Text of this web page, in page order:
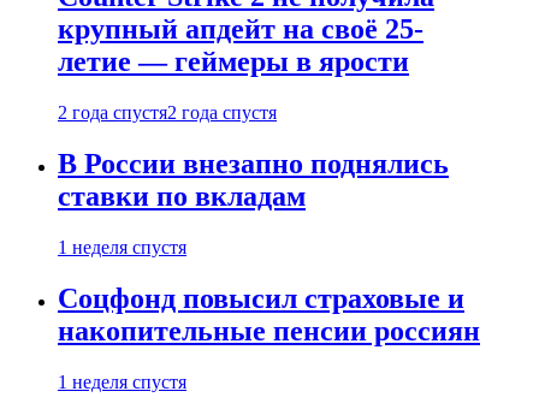
крупный апдейт на своё 25-
летие — геймеры в ярости
2 года спустя2 года спустя
В России внезапно поднялись
ставки по вкладам
1 неделя спустя
Соцфонд повысил страховые и
накопительные пенсии россиян
1 неделя спустя